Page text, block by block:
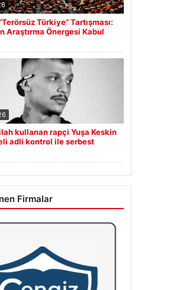
Türkiye” Tartışması:
Araştırma Önergesi Kabul
kullanan rapçi Yuşa Keskin
adli kontrol ile serbest
Firmalar